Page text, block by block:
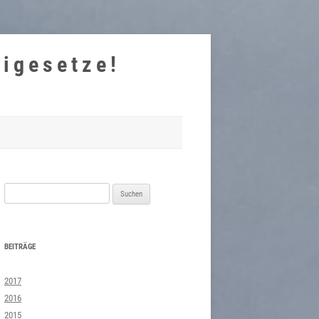
BEITRÄGE
2017
2016
2015